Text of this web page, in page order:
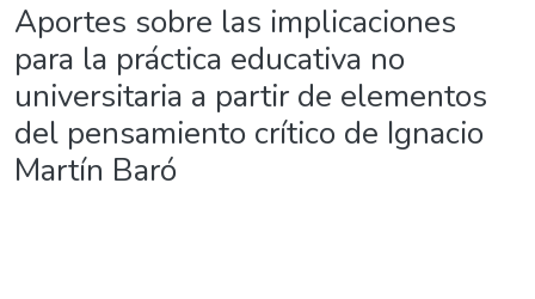
Aportes sobre las implicaciones
para la práctica educativa no
universitaria a partir de elementos
del pensamiento crítico de Ignacio
Martín Baró